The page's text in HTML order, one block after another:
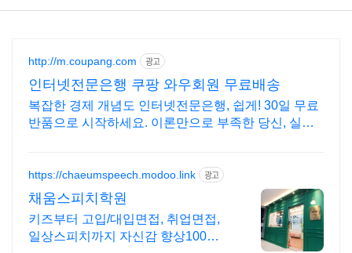
http://m.coupang.com 광고
인터넷전문은행 쿠팡 와우회원 무료배송
복잡한 경제 개념도 인터넷전문은행, 쉽게! 30일 무료
반품으로 시작하세요. 이론만으로 부족한 당신, 실전
https://chaeumspeech.modoo.link 광고
채움스피치학원
키즈부터 고입/대입면접, 취업면접,
일상스피치까지 자신감 향상100%